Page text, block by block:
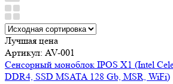
Лучшая цена
Артикул: AV-001
Сенсорный моноблок IPOS X1 (Intel
DDR4, SSD MSATA 128 Gb, MSR, WiFi)